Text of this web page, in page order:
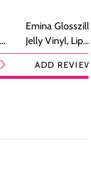
Emina
Jelly Vinyl, Lip
Cream Glossy
Ringan
ADD